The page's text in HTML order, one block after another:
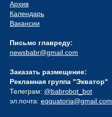
Архив
Календарь
Вакансии
Письмо главреду:
newsbabr@gmail.com
Заказать размещение:
Рекламная группа "Экватор"
Телеграм: @babrobot_bot
эл.почта: eqquatoria@gmail.com